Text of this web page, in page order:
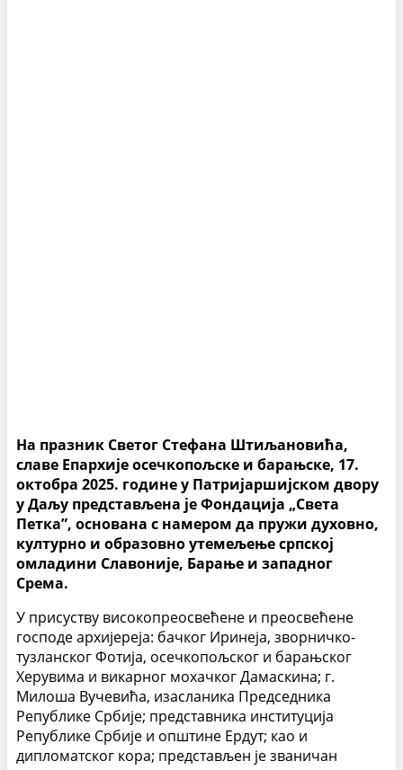
На празник Светог Стефана Штиљановића,
славе Епархије осечкопољске и барањске, 17.
октобра 2025. године у Патријаршијском двору
у Даљу представљена је Фондација „Света
Петка”, основана с намером да пружи духовно,
културно и образовно утемељење српској
омладини Славоније, Барање и западног
Срема.
У присуству високопреосвећене и преосвећене
господе архијереја: бачког Иринеја, зворничко-
тузланског Фотија, осечкопољског и барањског
Херувима и викарног мохачког Дамаскина; г.
Милоша Вучевића, изасланика Председника
Републике Србије; представника институција
Републике Србије и општине Ердут; као и
дипломатског кора; представљен је званичан